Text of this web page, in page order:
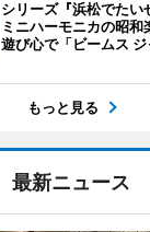
シリーズ『浜松でたい
ミニハーモニカの昭
遊び心で「ビームス
もっと見る
最新ニュース